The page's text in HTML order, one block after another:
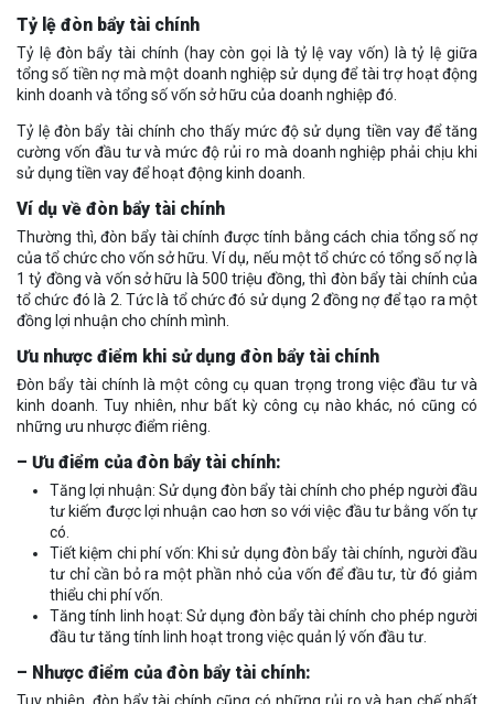
Tỷ lệ đòn bẩy tài chính
Tỷ lệ đòn bẩy tài chính (hay còn gọi là tỷ lệ vay vốn) là tỷ lệ giữa
tổng số tiền nợ mà một doanh nghiệp sử dụng để tài trợ hoạt động
kinh doanh và tổng số vốn sở hữu của doanh nghiệp đó.
Tỷ lệ đòn bẩy tài chính cho thấy mức độ sử dụng tiền vay để tăng
cường vốn đầu tư và mức độ rủi ro mà doanh nghiệp phải chịu khi
sử dụng tiền vay để hoạt động kinh doanh.
Ví dụ về đòn bẩy tài chính
Thường thì, đòn bẩy tài chính được tính bằng cách chia tổng số nợ
của tổ chức cho vốn sở hữu. Ví dụ, nếu một tổ chức có tổng số nợ là
1 tỷ đồng và vốn sở hữu là 500 triệu đồng, thì đòn bẩy tài chính của
tổ chức đó là 2. Tức là tổ chức đó sử dụng 2 đồng nợ để tạo ra một
đồng lợi nhuận cho chính mình.
Ưu nhược điểm khi sử dụng đòn bẩy tài chính
Đòn bẩy tài chính là một công cụ quan trọng trong việc đầu tư và
kinh doanh. Tuy nhiên, như bất kỳ công cụ nào khác, nó cũng có
những ưu nhược điểm riêng.
– Ưu điểm của đòn bẩy tài chính:
Tăng lợi nhuận: Sử dụng đòn bẩy tài chính cho phép người đầu
tư kiếm được lợi nhuận cao hơn so với việc đầu tư bằng vốn tự
có.
Tiết kiệm chi phí vốn: Khi sử dụng đòn bẩy tài chính, người đầu
tư chỉ cần bỏ ra một phần nhỏ của vốn để đầu tư, từ đó giảm
thiểu chi phí vốn.
Tăng tính linh hoạt: Sử dụng đòn bẩy tài chính cho phép người
đầu tư tăng tính linh hoạt trong việc quản lý vốn đầu tư.
– Nhược điểm của đòn bẩy tài chính: